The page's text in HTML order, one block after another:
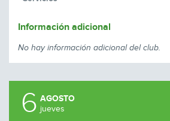
Información adicional
No hay información adicional del club.
6 AGOSTO
jueves